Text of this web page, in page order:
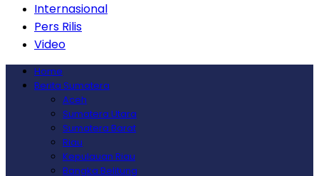
Internasional
Pers Rilis
Video
Home
Berita Sumatera
Aceh
Sumatera Utara
Sumatera Barat
Riau
Kepulauan Riau
Bangka Belitung